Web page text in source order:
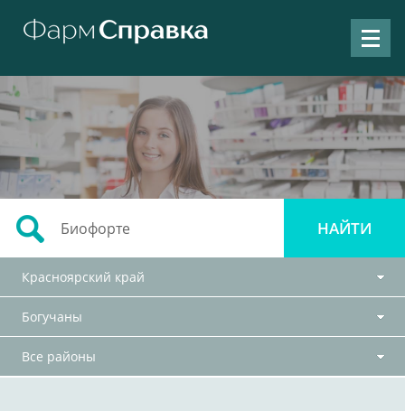
Красноярский край
Богучаны
Все районы